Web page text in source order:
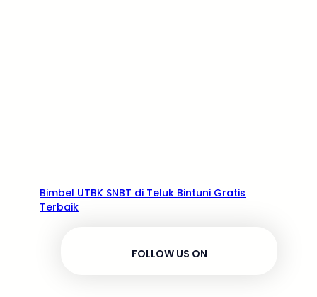
Bimbel UTBK SNBT di Teluk Bintuni Gratis
Terbaik
FOLLOW US ON